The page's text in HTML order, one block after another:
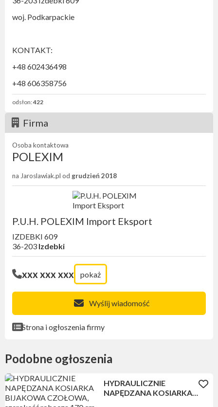
woj. Podkarpackie
KONTAKT:
+48 602436498
+48 606358756
odsłon:422
Firma
Osoba kontaktowa
POLEXIM
na Jaroslawiak.pl od grudzień 2018
P.U.H. POLEXIM Import Eksport
IZDEBKI 609
36-203 Izdebki
xxx xxx xxx pokaż
Wyślij wiadomość
Strona i ogłoszenia firmy
Podobne ogłoszenia
HYDRAULICZNIE
NAPĘDZANA KOSIARKA